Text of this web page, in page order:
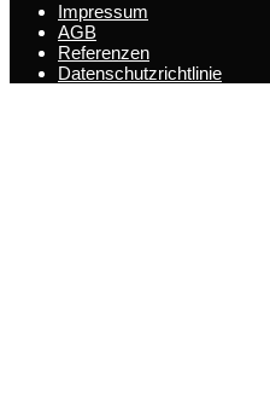
Impressum
AGB
Referenzen
Datenschutzrichtlinie